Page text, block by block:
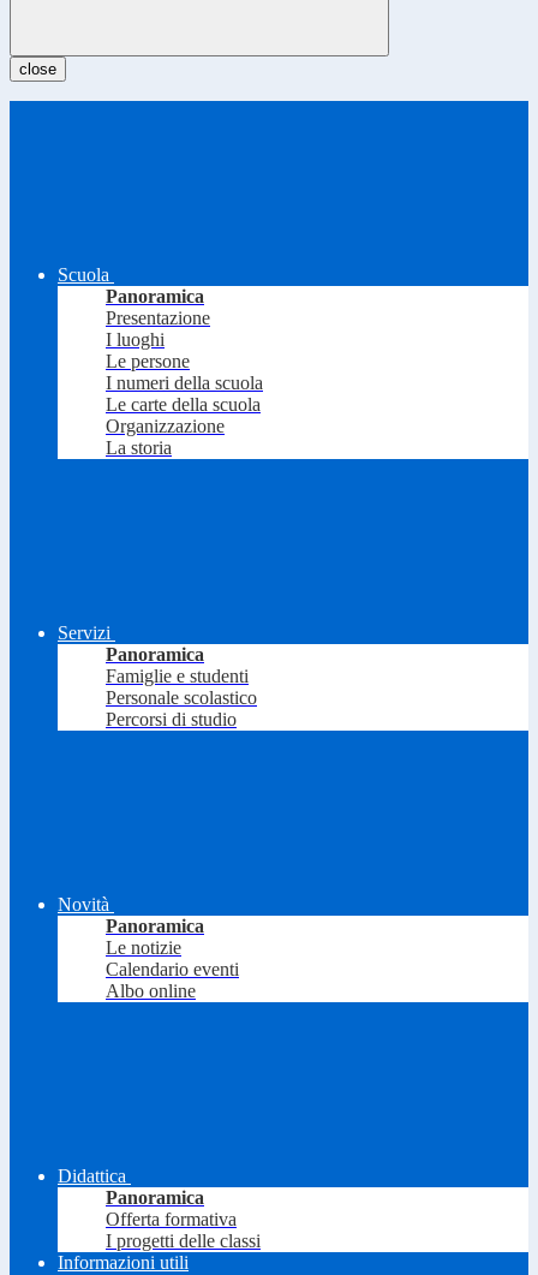
close
Scuola
Panoramica
Presentazione
I luoghi
Le persone
I numeri della scuola
Le carte della scuola
Organizzazione
La storia
Servizi
Panoramica
Famiglie e studenti
Personale scolastico
Percorsi di studio
Novità
Panoramica
Le notizie
Calendario eventi
Albo online
Didattica
Panoramica
Offerta formativa
I progetti delle classi
Informazioni utili